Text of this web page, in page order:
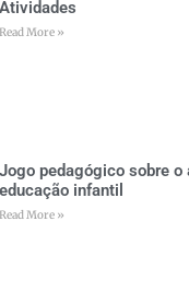
Atividades
Read More »
Jogo pedagógico sobre o
educação infantil
Read More »